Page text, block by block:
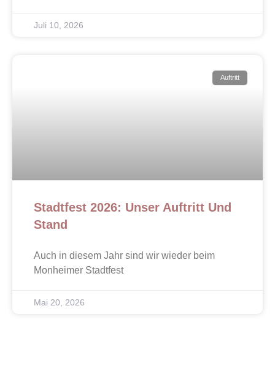
Juli 10, 2026
Auftritt
Stadtfest 2026: Unser Auftritt Und
Stand
Auch in diesem Jahr sind wir wieder beim
Monheimer Stadtfest
Mai 20, 2026